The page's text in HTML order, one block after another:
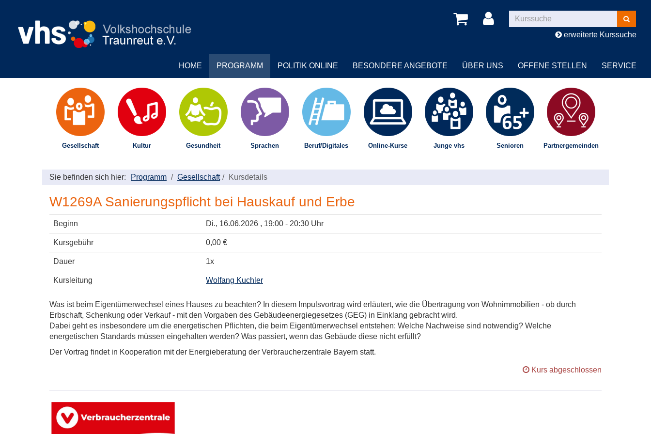
Kurse
suchen
erweiterte Kurssuche
HOME PROGRAMM POLITIK ONLINE BESONDERE ANGEBOTE ÜBER UNS OFFENE STELLEN SERVICE
Gesellschaft Kultur Gesundheit Sprachen Beruf/Digitales Online-Kurse Junge vhs Senioren Partnergemeinden
Sie befinden sich hier: Programm Gesellschaft Kursdetails
W1269A Sanierungspflicht bei Hauskauf und Erbe
Beginn Di., 16.06.2026 , 19:00 - 20:30 Uhr
Kursgebühr 0,00 €
Dauer 1x
Kursleitung Wolfang Kuchler
Was ist beim Eigentümerwechsel eines Hauses zu beachten? In diesem Impulsvortrag wird erläutert, wie die Übertragung von Wohnimmobilien - ob durch
Erbschaft, Schenkung oder Verkauf - mit den Vorgaben des Gebäudeenergiegesetzes (GEG) in Einklang gebracht wird.
Dabei geht es insbesondere um die energetischen Pflichten, die beim Eigentümerwechsel entstehen: Welche Nachweise sind notwendig? Welche
energetischen Standards müssen eingehalten werden? Was passiert, wenn das Gebäude diese nicht erfüllt?
Der Vortrag findet in Kooperation mit der Energieberatung der Verbraucherzentrale Bayern statt.
Kurs abgeschlossen